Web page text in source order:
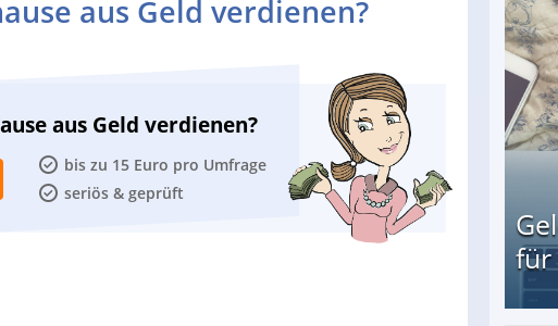
aus Geld verdienen?
aus Geld verdienen?
bis zu 15 Euro pro Umfrage
seriös & geprüft
Heimarbeit ohne PC: Die besten Heimarbeiten
für